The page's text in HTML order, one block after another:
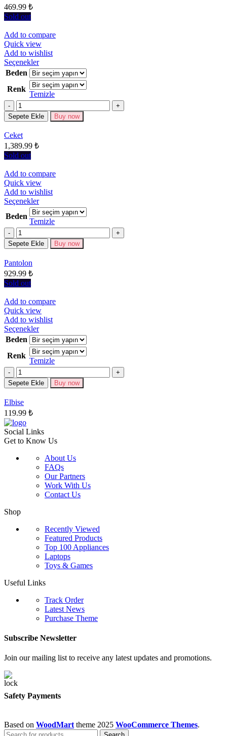
469.99 ₺
Sold out
Add to compare
Quick view
Add to wishlist
SeçeneklerBu
ürünün
birden
fazla
varyasyonu
Seçenekler
seçilebilir
Beden
Renk
Temizle
Miktar
Sepete Ekle Buy now
Ceket
1,389.99 ₺
Sold out
Add to compare
Quick view
Add to wishlist
SeçeneklerBu
ürünün
birden
fazla
varyasyonu
var.
Beden
Temizle
Miktar
Sepete Ekle Buy now
Pantolon
929.99 ₺
Sold out
Add to compare
Quick view
Add to wishlist
SeçeneklerBu
ürünün
birden
fazla
varyasyonu
Seçenekler
Beden
Renk
Temizle
Miktar
Sepete Ekle Buy now
Elbise
119.99 ₺
Social Links
Get to Know Us
About Us
FAQs
Our Partners
Work With Us
Contact Us
Shop
Recently Viewed
Featured Products
Top 100 Appliances
Laptops
Toys & Games
Useful Links
Track Order
Latest News
Purchase Theme
Subscribe Newsletter
Join our mailing list to receive any latest updates and promotions.
Safety Payments
Based on WoodMart theme 2025 WooCommerce Themes.